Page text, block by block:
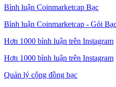
Bình luận Coinmarketcap Bạc
Bình luận Coinmarketcap - Gói
Hơn 1000 bình luận trên Instagram
Hơn 1000 bình luận trên Instagram
Quản lý cộng đồng bạc